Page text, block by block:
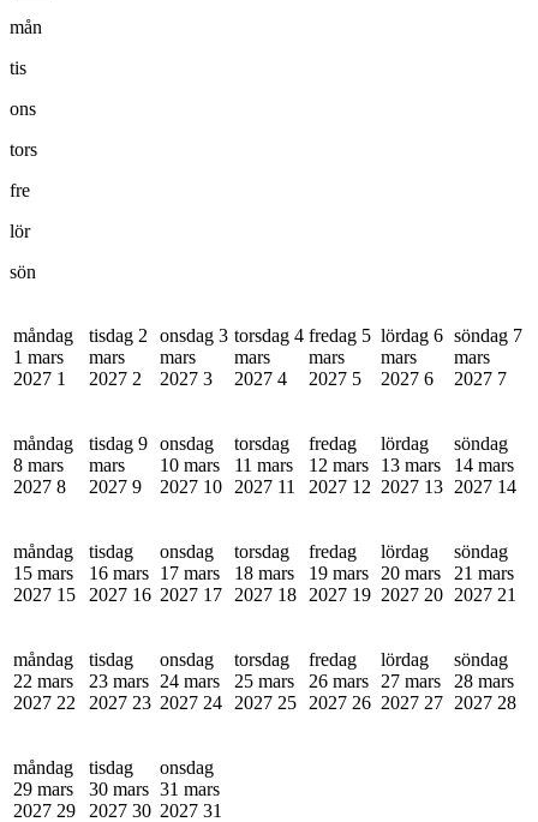
mån
tis
ons
tors
fre
lör
sön
måndag
1 mars
2027 1
tisdag 2
mars
2027 2
onsdag 3
mars
2027 3
torsdag 4
mars
2027 4
fredag 5
mars
2027 5
lördag 6
mars
2027 6
söndag 7
mars
2027 7
måndag
8 mars
2027 8
tisdag 9
mars
2027 9
onsdag
10 mars
2027 10
torsdag
11 mars
2027 11
fredag
12 mars
2027 12
lördag
13 mars
2027 13
söndag
14 mars
2027 14
måndag
15 mars
2027 15
tisdag
16 mars
2027 16
onsdag
17 mars
2027 17
torsdag
18 mars
2027 18
fredag
19 mars
2027 19
lördag
20 mars
2027 20
söndag
21 mars
2027 21
måndag
22 mars
2027 22
tisdag
23 mars
2027 23
onsdag
24 mars
2027 24
torsdag
25 mars
2027 25
fredag
26 mars
2027 26
lördag
27 mars
2027 27
söndag
28 mars
2027 28
måndag
29 mars
2027 29
tisdag
30 mars
2027 30
onsdag
31 mars
2027 31